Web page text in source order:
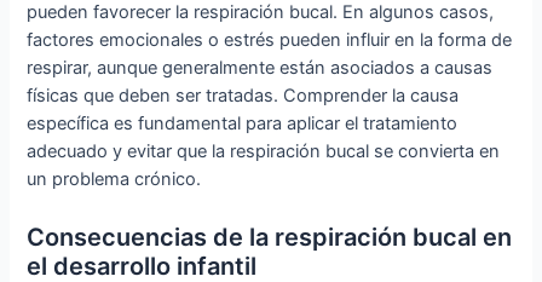
pueden favorecer la respiración bucal. En algunos casos,
factores emocionales o estrés pueden influir en la forma de
respirar, aunque generalmente están asociados a causas
físicas que deben ser tratadas. Comprender la causa
específica es fundamental para aplicar el tratamiento
adecuado y evitar que la respiración bucal se convierta en
un problema crónico.
Consecuencias de la respiración bucal en
el desarrollo infantil